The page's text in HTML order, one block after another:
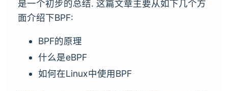
是一个初步的总结. 这篇文章主要从如下几个方
面介绍下BPF:
BPF的原理
什么是eBPF
如何在Linux中使用BPF